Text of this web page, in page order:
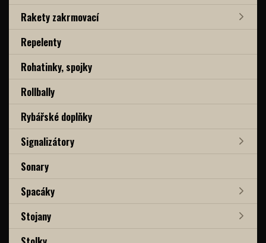
Rakety zakrmovací
Repelenty
Rohatinky, spojky
Rollbally
Rybářské doplňky
Signalizátory
Sonary
Spacáky
Stojany